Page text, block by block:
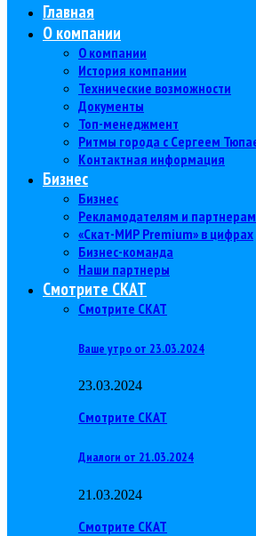
Главная
О компании
О компании
История компании
Технические возможности
Документы
Топ-менеджмент
Ритмы города с Сергеем
Контактная информация
Бизнес
Бизнес
Рекламодателям и партнерам
«Скат-МИР Premium» в цифрах
Бизнес-команда
Наши партнеры
Смотрите СКАТ
Смотрите СКАТ
Ваше утро от 23.03.2024
23.03.2024
Смотрите СКАТ
Диалоги от 21.03.2024
21.03.2024
Смотрите СКАТ